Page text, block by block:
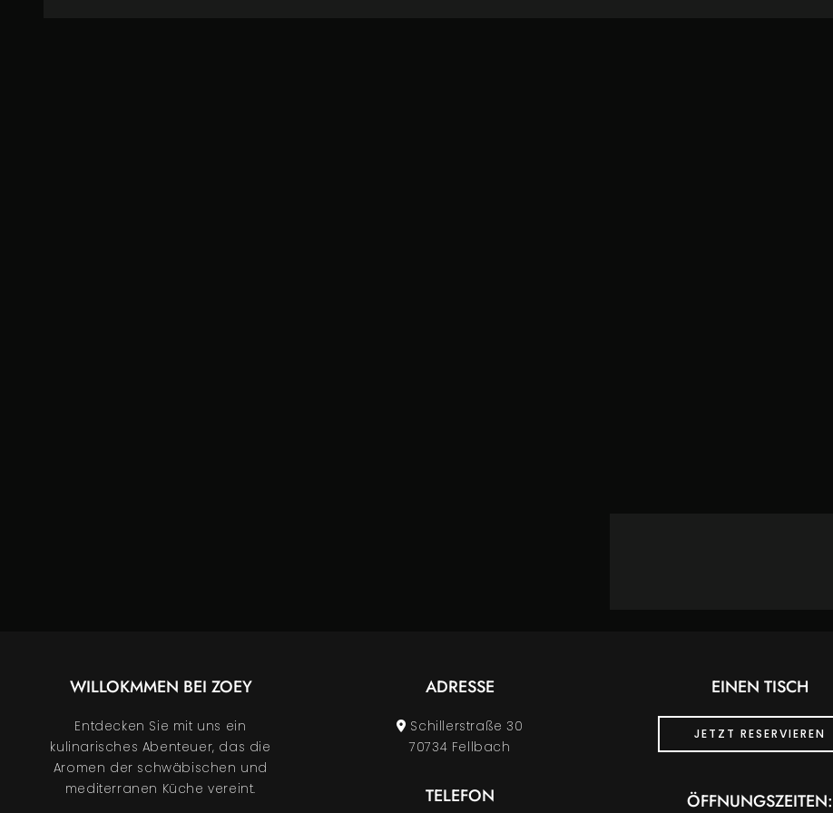
WILLOKMMEN BEI ZOEY
Entdecken Sie mit uns ein
kulinarisches Abenteuer, das die
Aromen der schwäbischen und
mediterranen Küche vereint.
ADRESSE
Schillerstraße 30
70734 Fellbach
TELEFON
EINEN TISCH
JETZT RESERVIEREN
ÖFFNUNGSZEITEN: